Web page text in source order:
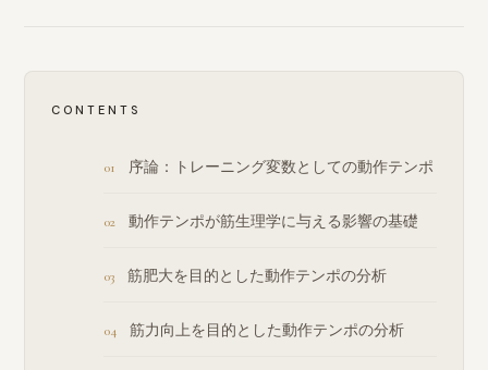
CONTENTS
序論：トレーニング変数としての動作テンポ
動作テンポが筋生理学に与える影響の基礎
筋肥大を目的とした動作テンポの分析
筋力向上を目的とした動作テンポの分析